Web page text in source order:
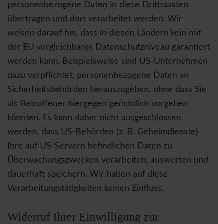
personenbezogene Daten in diese Drittstaaten
übertragen und dort verarbeitet werden. Wir
weisen darauf hin, dass in diesen Ländern kein mit
der EU vergleichbares Datenschutzniveau garantiert
werden kann. Beispielsweise sind US-Unternehmen
dazu verpflichtet, personenbezogene Daten an
Sicherheitsbehörden herauszugeben, ohne dass Sie
als Betroffener hiergegen gerichtlich vorgehen
könnten. Es kann daher nicht ausgeschlossen
werden, dass US-Behörden (z. B. Geheimdienste)
Ihre auf US-Servern befindlichen Daten zu
Überwachungszwecken verarbeiten, auswerten und
dauerhaft speichern. Wir haben auf diese
Verarbeitungstätigkeiten keinen Einfluss.
Widerruf Ihrer Einwilligung zur